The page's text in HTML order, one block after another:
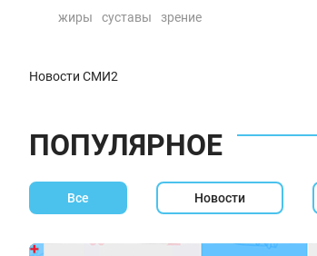
жиры суставы зрение
Новости СМИ2
ПОПУЛЯРНОЕ
Все Новости